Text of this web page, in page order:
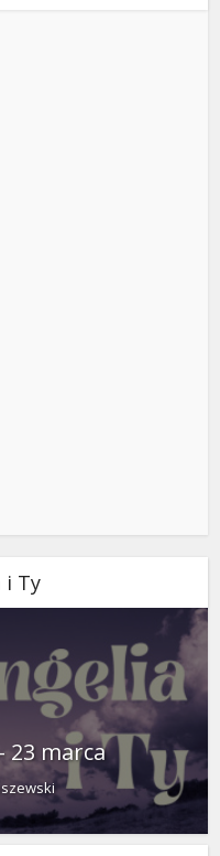
i Ty
23 marca